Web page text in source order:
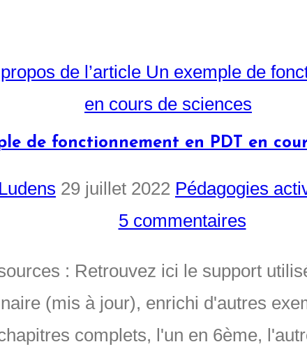
de fonctionnement en PDT en
29 juillet 2022 Pédagogies
5 commentaires
: Retrouvez ici le support
(mis à jour), enrichi d'autres
complets, l'un en 6ème,